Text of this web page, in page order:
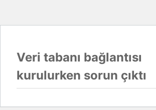
Veri tabanı bağlantısı
kurulurken sorun çıktı